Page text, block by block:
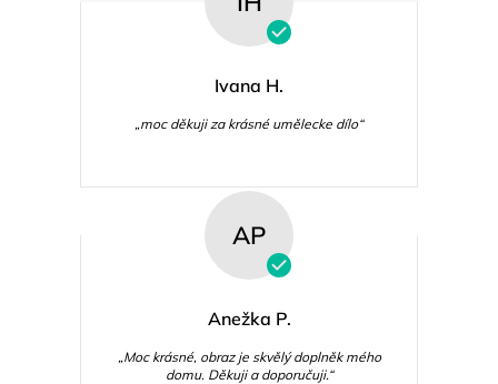
Ivana H.
„moc děkuji za krásné umělecke dílo“
AP
Anežka P.
„Moc krásné, obraz je skvělý doplněk mého
domu. Děkuji a doporučuji.“